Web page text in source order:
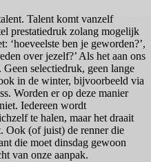
Talent komt vanzelf
prestatiedruk zolang mogelijk
‘hoeveelste ben je geworden?’,
over jezelf?’ Als het aan ons
selectiedruk, geen lange
in de winter, bijvoorbeeld via
Worden er op deze manier
Iedereen wordt
te halen, maar het draait
Ook (of juist) de renner die
die moet dinsdag gewoon
van onze aanpak.